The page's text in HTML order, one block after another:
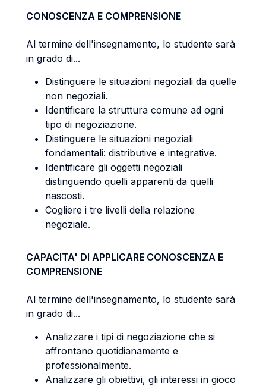
CONOSCENZA E COMPRENSIONE
Al termine dell'insegnamento, lo studente sarà
in grado di...
Distinguere le situazioni negoziali da quelle
non negoziali.
Identificare la struttura comune ad ogni
tipo di negoziazione.
Distinguere le situazioni negoziali
fondamentali: distributive e integrative.
Identificare gli oggetti negoziali
distinguendo quelli apparenti da quelli
nascosti.
Cogliere i tre livelli della relazione
negoziale.
CAPACITA' DI APPLICARE CONOSCENZA E
COMPRENSIONE
Al termine dell'insegnamento, lo studente sarà
in grado di...
Analizzare i tipi di negoziazione che si
affrontano quotidianamente e
professionalmente.
Analizzare gli obiettivi, gli interessi in gioco